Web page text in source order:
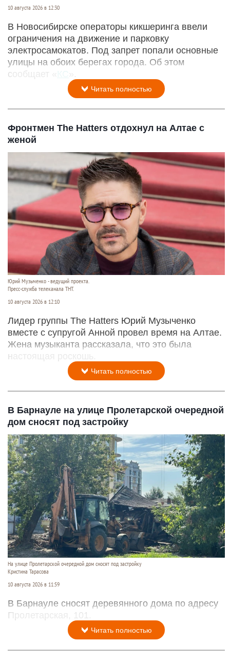
10 августа 2026 в 12:30
В Новосибирске операторы кикшеринга ввели
ограничения на движение и парковку
электросамокатов. Под запрет попали основные
улицы на обоих берегах города. Об этом
сообщает « КС
Читать полностью
Фронтмен The Hatters отдохнул на Алтае с
женой
Юрий Музыченко - ведущий проекта.
Пресс-служба телеканала ТНТ.
10 августа 2026 в 12:10
Лидер группы The Hatters Юрий Музыченко
вместе с супругой Анной провел время на Алтае.
Жена музыканта рассказала, что это была
настоящая роскошь.
Читать полностью
В Барнауле на улице Пролетарской очередной
дом сносят под застройку
На улице Пролетарской очередной дом сносят под застройку
Кристина Тарасова
10 августа 2026 в 11:59
В Барнауле сносят деревянного дома по адресу
Пролетарская, 101.
Читать полностью